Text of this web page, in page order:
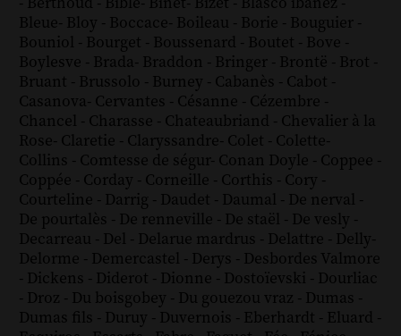
Bleue- Bloy - Boccace- Boileau - Borie - Bouguier -
Bouniol - Bourget - Boussenard - Boutet - Bove -
Boylesve - Brada- Braddon - Bringer - Brontë - Brot -
Bruant - Brussolo - Burney - Cabanès - Cabot -
Casanova- Cervantes - Césanne - Cézembre -
Chancel - Charasse - Chateaubriand - Chevalier à la
Rose- Claretie - Claryssandre- Colet - Colette-
Collins - Comtesse de ségur- Conan Doyle - Coppee -
Coppée - Corday - Corneille - Corthis - Cory -
Courteline - Darrig - Daudet - Daumal - De nerval -
De pourtalès - De renneville - De staël - De vesly -
Decarreau - Del - Delarue mardrus - Delattre - Delly-
Delorme - Demercastel - Derys - Desbordes Valmore
- Dickens - Diderot - Dionne - Dostoïevski - Dourliac
- Droz - Du boisgobey - Du gouezou vraz - Dumas -
Dumas fils - Duruy - Duvernois - Eberhardt - Eluard -